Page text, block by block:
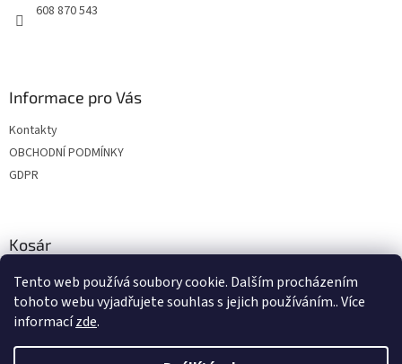
Tento web používá soubory cookie. Dalším procházením
tohoto webu vyjadřujete souhlas s jejich používáním.. Více
informacízde.
608 870 543
Informace pro Vás
Kontakty
OBCHODNÍ PODMÍNKY
GDPR
Kosár
0DB /€0